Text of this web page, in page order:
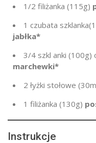
1/2 filiżanka (115g)
1 czubata szklanka
jabłka*
3/4 szkl anki (100g)
marchewki*
2 łyżki stołowe
1 filiżanka (130g)
Instrukcje